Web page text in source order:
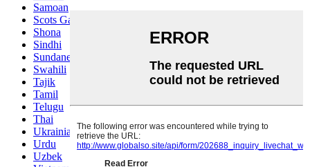
Samoan
Scots Gaelic
Shona
Sindhi
Sundanese
Swahili
Tajik
Tamil
Telugu
Thai
Ukrainian
Urdu
Uzbek